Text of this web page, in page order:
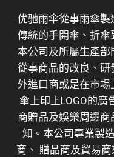
优驰雨伞從事雨傘
傳統的手開傘、折傘
本公司及所屬生產
從事商品的改良、
外進口商或是在市
傘上印上LOGO的
商贈品及娛樂周邊
知。本公司專業製
商、 贈品商及貿易